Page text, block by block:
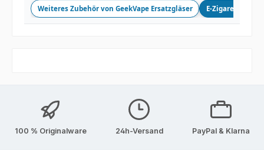
Weiteres Zubehör von GeekVape Ersatzgläser E-Zigaretten
100 % Originalware 24h-Versand PayPal & Klarna